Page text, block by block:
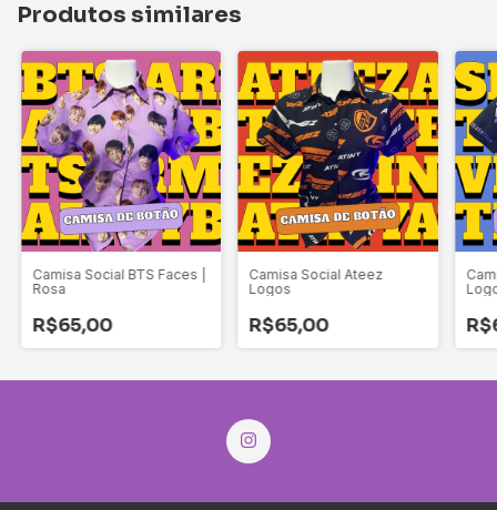
Produtos similares
Camisa Social BTS Faces |
Rosa
R$65,00
Camisa Social Ateez
Logos
R$65,00